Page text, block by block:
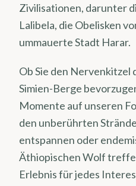
Zivilisationen, darunter
Lalibela, die Obelisken
ummauerte Stadt Harar.
Ob Sie den Nervenkitzel
Simien-Berge
Momente auf unseren
den unberührten
entspannen oder
Äthiopischen Wolf
Erlebnis für jedes